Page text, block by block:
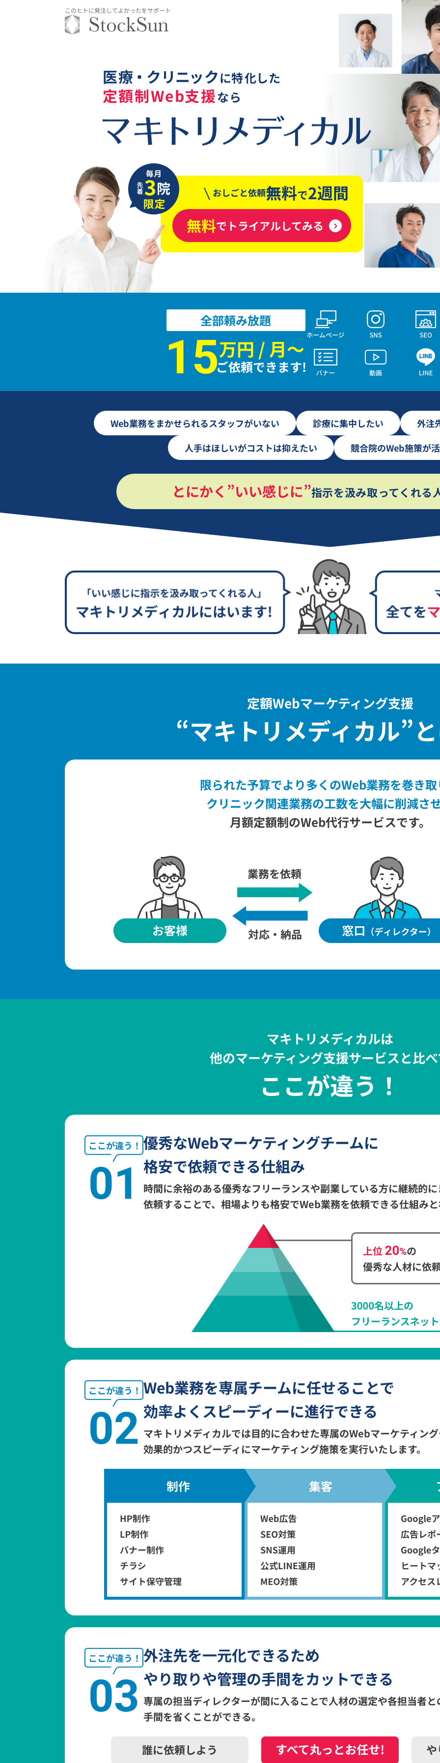
このヒトに発注してよかったをサポート
医療・ クリニックに特化した
定額制Web支援なら
おしごと依頼無料で2週間
無料でトライアルしてみる
全部頼み放題
15万円 / 月〜
ご依頼できます!
Web業務をまかせられるスタッフがいない 診療に集中したい
外注
人手はほしいがコストは抑えたい
競合院のWeb施策が
とにかく”いい感じに”指示を汲み取ってくれる
定額Webマーケティング支援
“マキトリメディカル”
限られた予算でより多くのWeb業務を巻き
クリニック関連業務の工数を大幅に削減さ
月額定額制のWeb代行サービスです。
マキトリメディカルは
他のマーケティング支援サービスと比
ここが違う！
01
優秀なWebマーケティングチームに
格安で依頼できる仕組み
時間に余裕のある優秀なフリーランスや副業している方に継続的
依頼することで、相場よりも格安でWeb業務を依頼できる仕組み
02
Web業務を専属チームに任せることで
効率よくスピーディーに進行できる
マキトリメディカルでは目的に合わせた専属のWebマーケティン
効果的かつスピーディにマーケティング施策を実行いたします。
03
外注先を一元化できるため
やり取りや管理の手間をカットできる
専属の担当ディレクターが間に入ることで人材の選定や各担当者
手間を省くことができる。